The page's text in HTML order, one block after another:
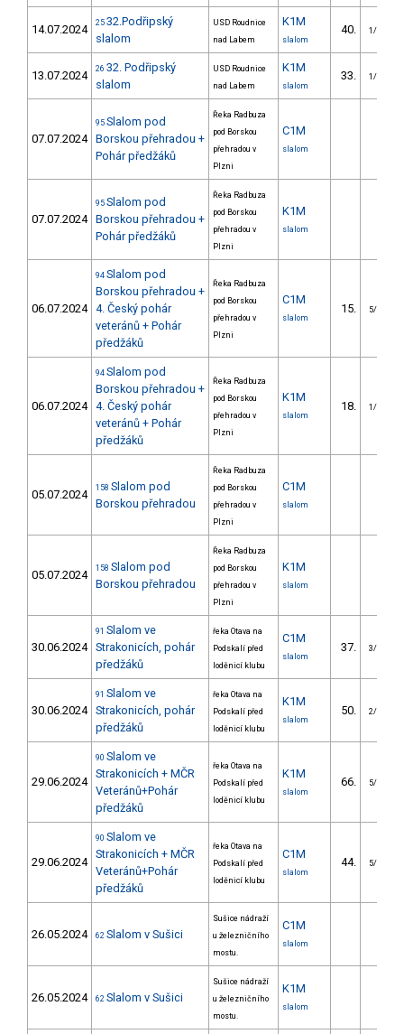
14.07.2024 25 32.Podřipský
slalom
USD Roudnice
nad Labem
K1M
slalom
40. 1/VS
13.07.2024 26 32. Podřipský
slalom
USD Roudnice
nad Labem
K1M
slalom
33. 1/VS
07.07.2024
95 Slalom pod
Borskou přehradou +
Pohár předžáků
Řeka Radbuza
pod Borskou
přehradou v
Plzni
C1M
slalom
07.07.2024
95 Slalom pod
Borskou přehradou +
Pohár předžáků
Řeka Radbuza
pod Borskou
přehradou v
Plzni
K1M
slalom
06.07.2024
94 Slalom pod
Borskou přehradou +
4. Český pohár
veteránů + Pohár
předžáků
Řeka Radbuza
pod Borskou
přehradou v
Plzni
C1M
slalom
15. 5/VS
06.07.2024
94 Slalom pod
Borskou přehradou +
4. Český pohár
veteránů + Pohár
předžáků
Řeka Radbuza
pod Borskou
přehradou v
Plzni
K1M
slalom
18. 1/VS
05.07.2024 158 Slalom pod
Borskou přehradou
Řeka Radbuza
pod Borskou
přehradou v
Plzni
C1M
slalom
05.07.2024 158 Slalom pod
Borskou přehradou
Řeka Radbuza
pod Borskou
přehradou v
Plzni
K1M
slalom
30.06.2024
91 Slalom ve
Strakonicích, pohár
předžáků
řeka Otava na
Podskalí před
loděnicí klubu
C1M
slalom
37. 3/VS
30.06.2024
91 Slalom ve
Strakonicích, pohár
předžáků
řeka Otava na
Podskalí před
loděnicí klubu
K1M
slalom
50. 2/VS
29.06.2024
90 Slalom ve
Strakonicích + MČR
Veteránů+Pohár
předžáků
řeka Otava na
Podskalí před
loděnicí klubu
K1M
slalom
66. 5/VS
29.06.2024
90 Slalom ve
Strakonicích + MČR
Veteránů+Pohár
předžáků
řeka Otava na
Podskalí před
loděnicí klubu
C1M
slalom
44. 5/VS
26.05.2024 62 Slalom v Sušici
Sušice nádraží
u železničního
mostu.
C1M
slalom
26.05.2024 62 Slalom v Sušici
Sušice nádraží
u železničního
mostu.
K1M
slalom